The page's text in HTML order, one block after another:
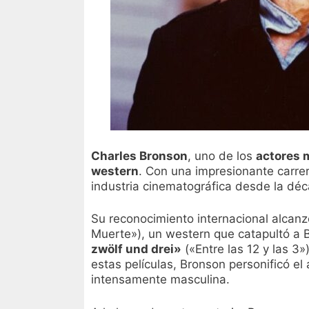
Charles Bronson, uno de los actores
western. Con una impresionante
industria cinematográfica desde la
Su reconocimiento internacional
Muerte»), un western que catapultó a
zwölf und drei» («Entre las 12 y las
estas películas, Bronson personificó
intensamente masculina.